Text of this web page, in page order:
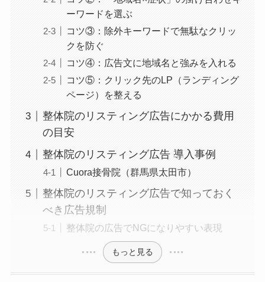
ーワードを選ぶ
コツ③：除外キーワードで無駄なクリッ
クを防ぐ
コツ④：広告文に地域名と強みを入れる
コツ⑤：クリック先のLP（ランディング
ページ）を整える
整体院のリスティング広告にかかる費用
の目安
整体院のリスティング広告 導入事例
Cuora接骨院（群馬県太田市）
整体院のリスティング広告で知っておく
べき広告規制
整体院の広告でNGになりやすい表現
もっと見る